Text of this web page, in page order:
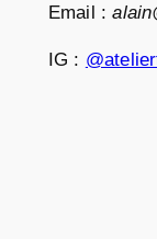
Email :
IG :